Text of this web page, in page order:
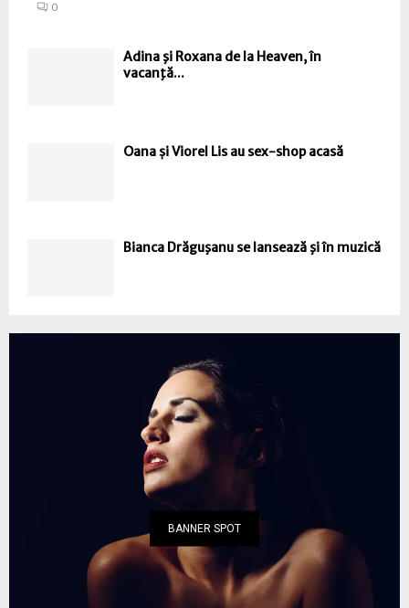
0
Adina şi Roxana de la Heaven, în
vacanţă...
Oana și Viorel Lis au sex-shop acasă
Bianca Drăguşanu se lansează şi în muzică
BANNER SPOT